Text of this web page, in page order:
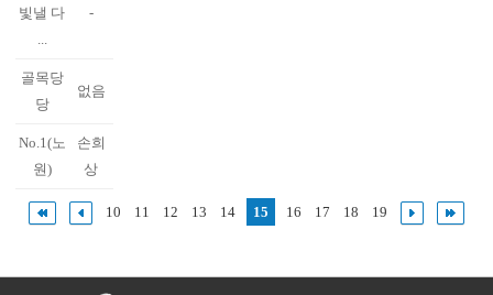
빛낼 다
...
-
골목당
당
없음
No.1(노
원)
손희
상
10 11 12 13 14 15 16 17 18 19